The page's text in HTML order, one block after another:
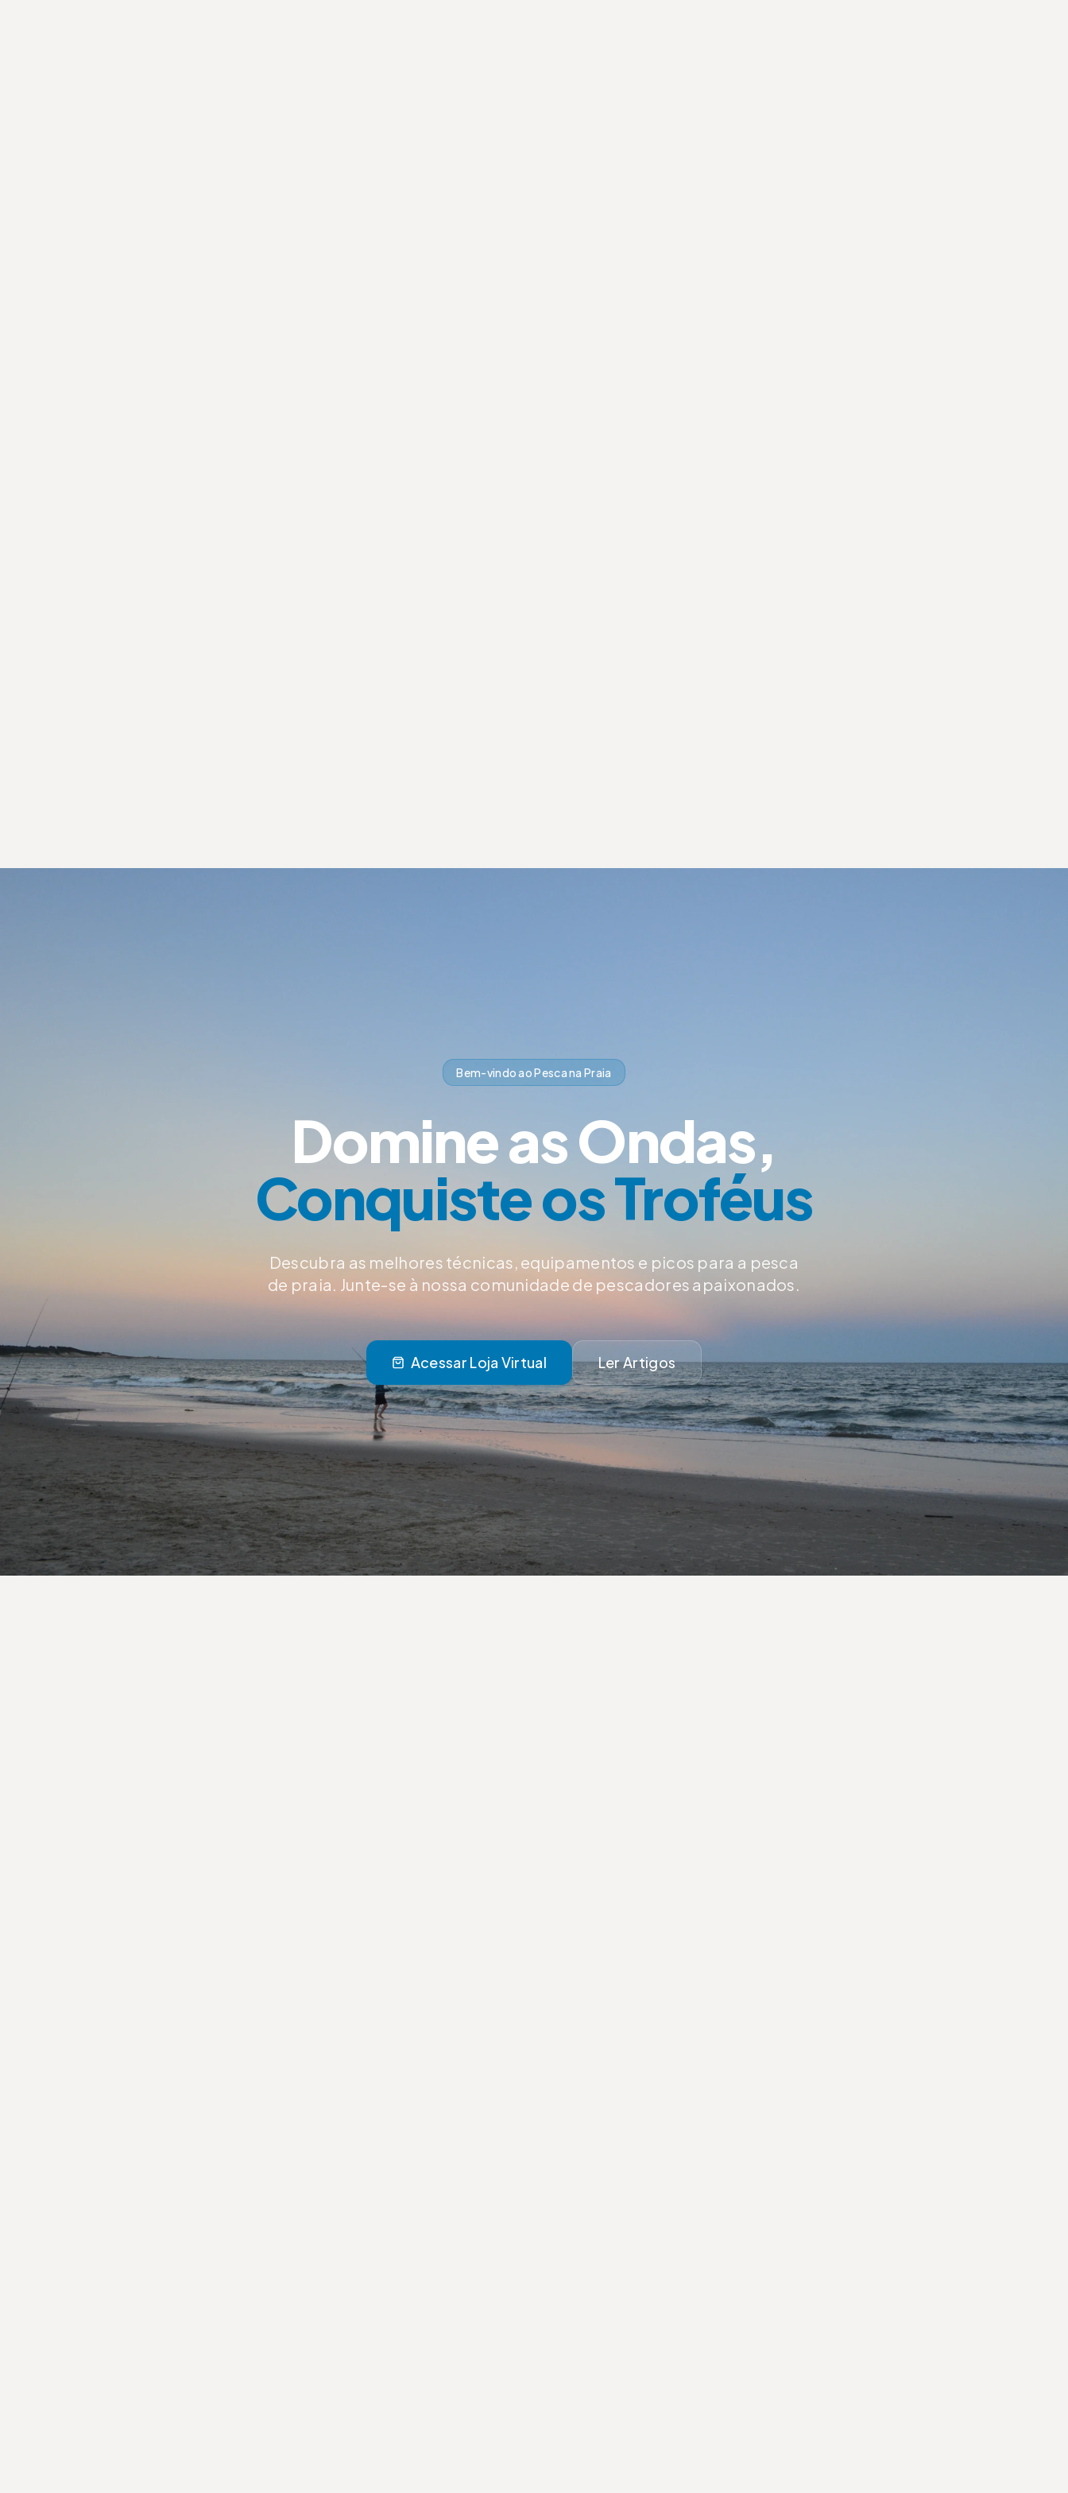
Bem-vindo ao Pesca na Praia
Domine as Ondas,
Conquiste os Troféus
Descubra as melhores técnicas, equipamentos e picos para a pesca
de praia. Junte-se à nossa comunidade de pescadores apaixonados.
Acessar Loja Virtual Ler Artigos